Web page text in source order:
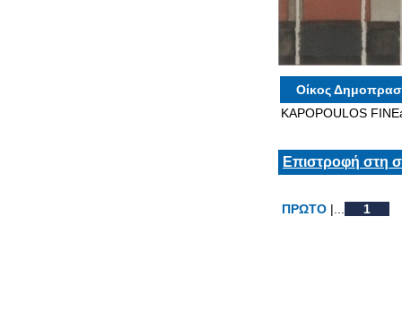
Οίκος
KAPOPOULOS
Επιστροφή στη
ΠΡΩΤΟ |... 1